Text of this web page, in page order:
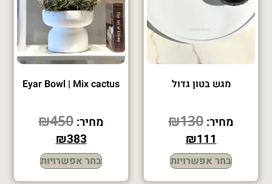
מגש בטון גדול
מחיר: ₪130
₪111
בחר אפשרויות
Eyar Bowl | Mix cactus
מחיר: ₪450
₪383
בחר אפשרויות